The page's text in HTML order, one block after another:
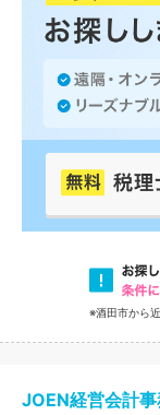
※酒田市から
JOEN経営会計事